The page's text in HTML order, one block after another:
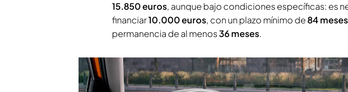
15.850 euros, aunque bajo condiciones específicas: es
financiar10.000 euros, con un plazo mínimo de 84 meses
permanencia de al menos36 meses.